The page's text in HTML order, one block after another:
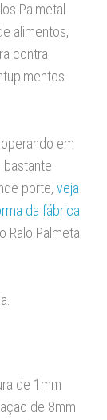
Palmetal
alimentos,
contra
em
bastante
porte, veja
da fábrica
Ralo Palmetal
de 1mm
de 8mm